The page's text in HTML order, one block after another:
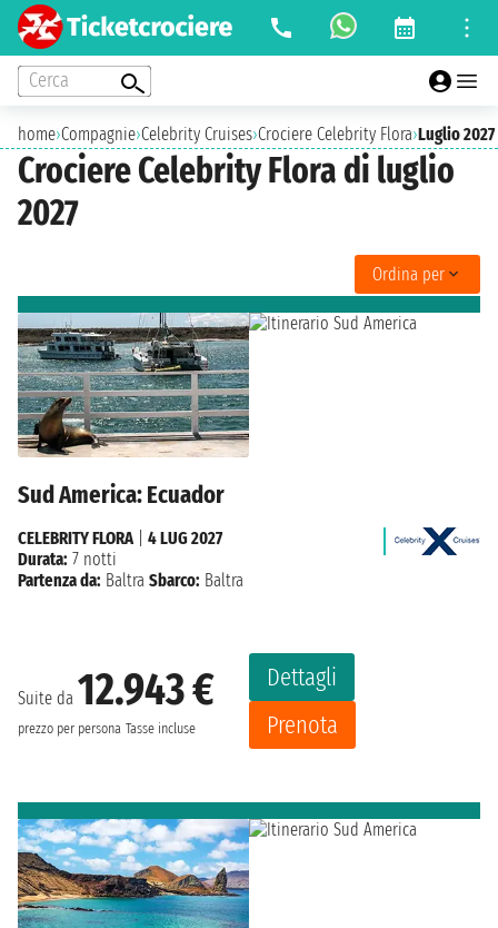
Cerca
home›Compagnie›Celebrity Cruises›Crociere Celebrity Flora›Luglio 2027
Crociere Celebrity Flora di luglio
2027
Ordina per
Sud America: Ecuador
Suite da 12.943 €
prezzo per persona Tasse incluse
Dettagli
Prenota
CELEBRITY FLORA
4 LUG 2027
Durata: 7 notti
Partenza da: Baltra Sbarco: Baltra